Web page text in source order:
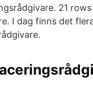
21 rows
I dag finns det